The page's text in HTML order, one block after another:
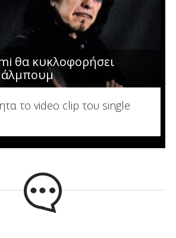
θα κυκλοφορήσει
το video clip του single